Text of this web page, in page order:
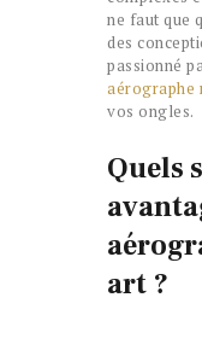
ne faut que
des
passionné
aérographe
vos ongles.
Quels
art ?